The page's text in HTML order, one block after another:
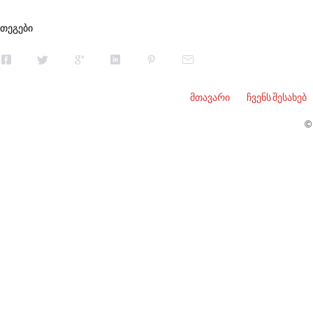
თეგები
მთავარი ჩვენს შესახებ
©